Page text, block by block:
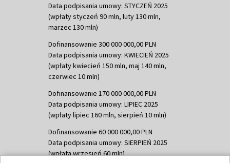
Data podpisania umowy: STYCZEŃ 2025
(wpłaty styczeń 90 mln, luty 130 mln,
marzec 130 mln)
Dofinansowanie 300 000 000,00 PLN
Data podpisania umowy: KWIECIEŃ 2025
(wpłaty kwiecień 150 mln, maj 140 mln,
czerwiec 10 mln)
Dofinansowanie 170 000 000,00 PLN
Data podpisania umowy: LIPIEC 2025
(wpłaty lipiec 160 mln, sierpień 10 mln)
Dofinansowanie 60 000 000,00 PLN
Data podpisania umowy: SIERPIEŃ 2025
(wpłata wrzesień 60 mln)